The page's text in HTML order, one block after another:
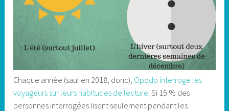
Chaque année (sauf en 2018, donc), Opodo interroge les
voyageurs sur leurs habitudes de lecture . Si 15 % des
personnes interrogées lisent seulement pendant les